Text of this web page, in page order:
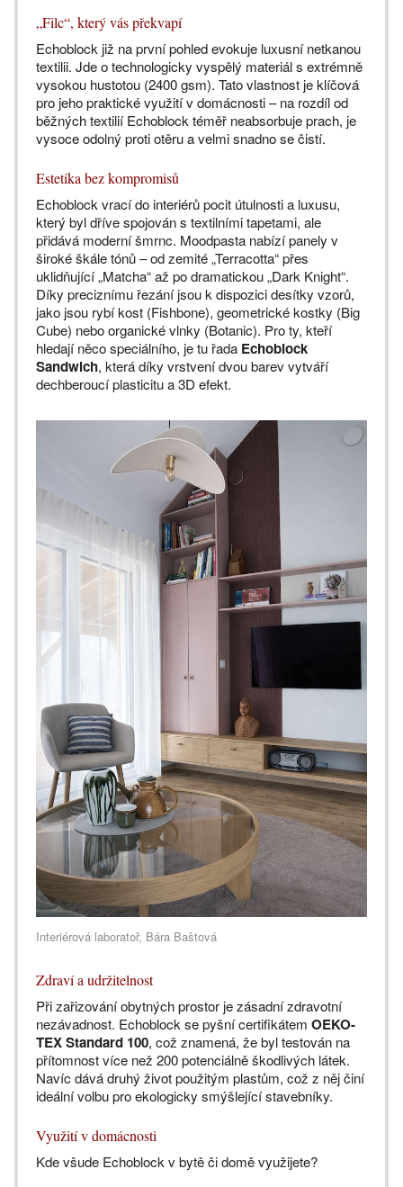
„Filc“, který vás překvapí
Echoblock již na první pohled evokuje luxusní netkanou
textilii. Jde o technologicky vyspělý materiál s extrémně
vysokou hustotou (2400 gsm). Tato vlastnost je klíčová
pro jeho praktické využití v domácnosti – na rozdíl od
běžných textilií Echoblock téměř neabsorbuje prach, je
vysoce odolný proti otěru a velmi snadno se čistí.
Estetika bez kompromisů
Echoblock vrací do interiérů pocit útulnosti a luxusu,
který byl dříve spojován s textilními tapetami, ale
přidává moderní šmrnc. Moodpasta nabízí panely v
široké škále tónů – od zemité „Terracotta“ přes
uklidňující „Matcha“ až po dramatickou „Dark Knight“.
Díky preciznímu řezání jsou k dispozici desítky vzorů,
jako jsou rybí kost (Fishbone), geometrické kostky (Big
Cube) nebo organické vlnky (Botanic). Pro ty, kteří
hledají něco speciálního, je tu řada Echoblock
Sandwich, která díky vrstvení dvou barev vytváří
dechberoucí plasticitu a 3D efekt.
Interiérová laboratoř, Bára Baštová
Zdraví a udržitelnost
Při zařizování obytných prostor je zásadní zdravotní
nezávadnost. Echoblock se pyšní certifikátem OEKO-
TEX Standard 100, což znamená, že byl testován na
přítomnost více než 200 potenciálně škodlivých látek.
Navíc dává druhý život použitým plastům, což z něj činí
ideální volbu pro ekologicky smýšlející stavebníky.
Využití v domácnosti
Kde všude Echoblock v bytě či domě využijete?